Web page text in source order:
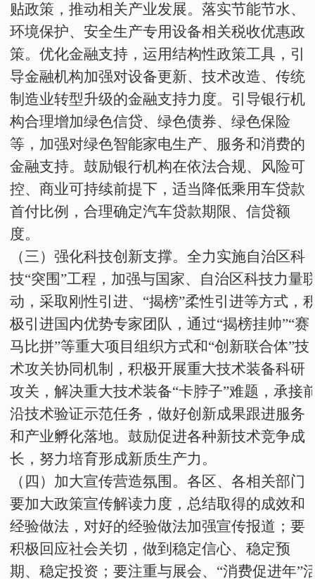
贴政策，推动相关产业发展。落实节能节水、
环境保护、安全生产专用设备相关税收优惠政
策。优化金融支持，运用结构性政策工具，引
导金融机构加强对设备更新、技术改造、传统
制造业转型升级的金融支持力度。引导银行机
构合理增加绿色信贷、绿色债券、绿色保险
等，加强对绿色智能家电生产、服务和消费的
金融支持。鼓励银行机构在依法合规、风险可
控、商业可持续前提下，适当降低乘用车贷款
首付比例，合理确定汽车贷款期限、信贷额
度。
（三）强化科技创新支撑。全力实施自治区科
技“突围”工程，加强与国家、自治区科技力量
动，采取刚性引进、“揭榜”柔性引进等方式，
极引进国内优势专家团队，通过“揭榜挂帅”“赛
马比拼”等重大项目组织方式和“创新联合体”技
术攻关协同机制，积极开展重大技术装备科研
攻关，解决重大技术装备“卡脖子”难题，承接
沿技术验证示范任务，做好创新成果跟进服务
和产业孵化落地。鼓励促进各种新技术竞争成
长，努力培育形成新质生产力。
（四）加大宣传营造氛围。各区、各相关部门
要加大政策宣传解读力度，总结取得的成效和
经验做法，对好的经验做法加强宣传报道；要
积极回应社会关切，做到稳定信心、稳定预
期、稳定投资；要注重与展会、“消费促进年”